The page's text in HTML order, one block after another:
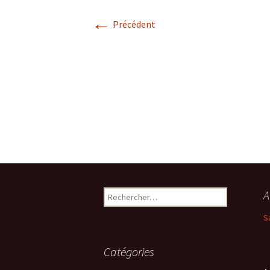
PLOMBIER
← Précédent
Rechercher :
Catégories